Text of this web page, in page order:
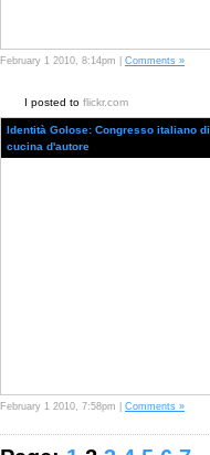
February 1 2010, 8:14pm | Comments »
I posted to flickr.com
Identità Golose: Congresso italiano di
cucina d'autore
February 1 2010, 7:58pm | Comments »